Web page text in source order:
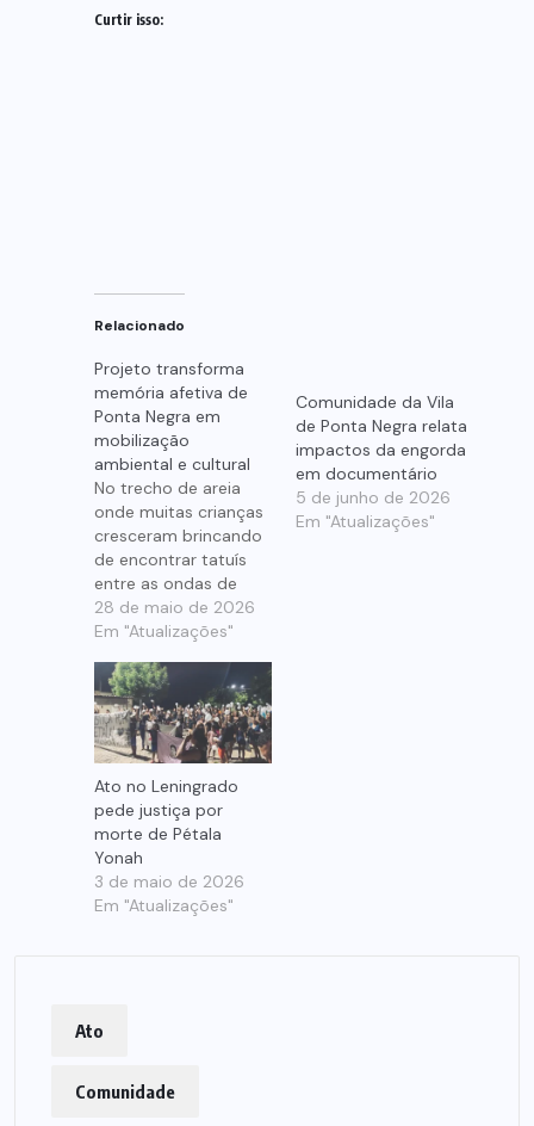
Curtir isso:
Relacionado
Projeto transforma
memória afetiva de
Ponta Negra em
mobilização
ambiental e cultural
No trecho de areia
onde muitas crianças
cresceram brincando
de encontrar tatuís
entre as ondas de
Ponta Negra, nasce
agora uma
mistura afeto,
denúncia, cultura
popular e educação
ambiental. Idealizado
cultural e ativista
Cintya Torres
Laranjeira, o Projeto
Tatuí será lançado no
próximo dia 6 ,…
28 de maio de 2026
Em "Atualizações"
Comunidade da Vila
de Ponta Negra relata
impactos da engorda
em documentário
5 de junho de 2026
Em "Atualizações"
Ato no Leningrado
pede justiça por
morte de Pétala
Yonah
3 de maio de 2026
Em "Atualizações"
Ato
Comunidade